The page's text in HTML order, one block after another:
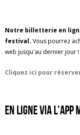
Notre billetterie en
festival. Vous pourrez
web jusqu'au dernier jour !
Cliquez ici pour
en ligne via l'app